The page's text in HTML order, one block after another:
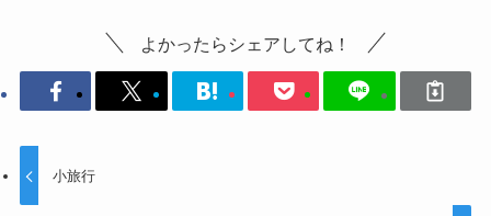
よかったらシェアしてね！
小旅行